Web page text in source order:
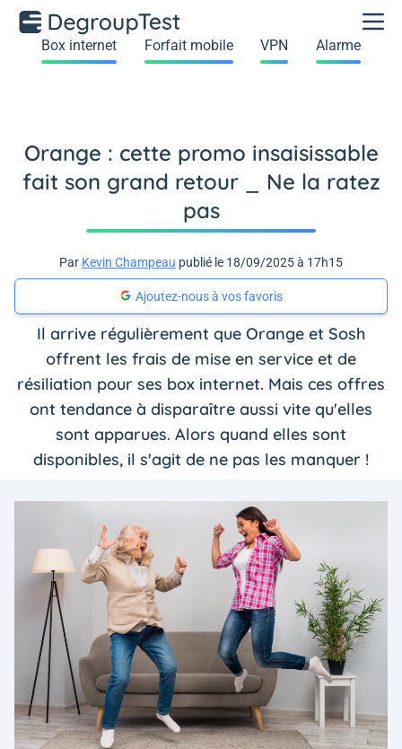
Box internet Forfait mobile VPN Alarme
Orange : cette promo insaisissable
fait son grand retour _ Ne la ratez
pas
Par Kevin Champeau publié le 18/09/2025 à 17h15
Ajoutez-nous à vos favoris
Il arrive régulièrement que Orange et Sosh
offrent les frais de mise en service et de
résiliation pour ses box internet. Mais ces offres
ont tendance à disparaître aussi vite qu'elles
sont apparues. Alors quand elles sont
disponibles, il s'agit de ne pas les manquer !